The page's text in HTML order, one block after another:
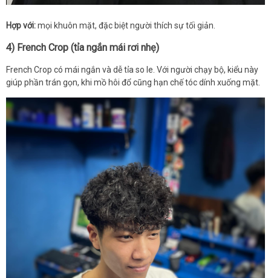
Hợp với:mọi khuôn mặt, đặc biệt người thích sự tối giản.
4) French Crop (tỉa ngắn mái rơi nhẹ)
French Crop có mái ngắn và dễ tỉa so le. Với người chạy bộ, kiểu này
giúp phần trán gọn, khi mồ hôi đổ cũng hạn chế tóc dính xuống mặt.